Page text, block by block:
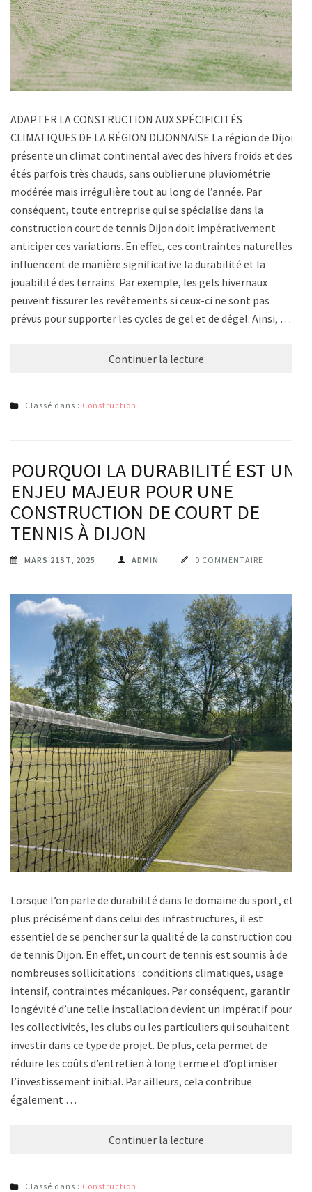
ADAPTER LA CONSTRUCTION AUX SPÉCIFICITÉS
CLIMATIQUES DE LA RÉGION DIJONNAISE La région de Dijon
présente un climat continental avec des hivers froids et des
étés parfois très chauds, sans oublier une pluviométrie
modérée mais irrégulière tout au long de l’année. Par
conséquent, toute entreprise qui se spécialise dans la
construction court de tennis Dijon doit impérativement
anticiper ces variations. En effet, ces contraintes naturelles
influencent de manière significative la durabilité et la
jouabilité des terrains. Par exemple, les gels hivernaux
peuvent fissurer les revêtements si ceux-ci ne sont pas
prévus pour supporter les cycles de gel et de dégel. Ainsi, …
Continuer la lecture
Classé dans : Construction
POURQUOI LA DURABILITÉ EST UN
ENJEU MAJEUR POUR UNE
CONSTRUCTION DE COURT DE
TENNIS À DIJON
MARS 21ST, 2025 ADMIN 0 COMMENTAIRE
Lorsque l’on parle de durabilité dans le domaine du sport, et
plus précisément dans celui des infrastructures, il est
essentiel de se pencher sur la qualité de la construction court
de tennis Dijon. En effet, un court de tennis est soumis à de
nombreuses sollicitations : conditions climatiques, usage
intensif, contraintes mécaniques. Par conséquent, garantir la
longévité d’une telle installation devient un impératif pour
les collectivités, les clubs ou les particuliers qui souhaitent
investir dans ce type de projet. De plus, cela permet de
réduire les coûts d’entretien à long terme et d’optimiser
l’investissement initial. Par ailleurs, cela contribue
également …
Continuer la lecture
Classé dans : Construction